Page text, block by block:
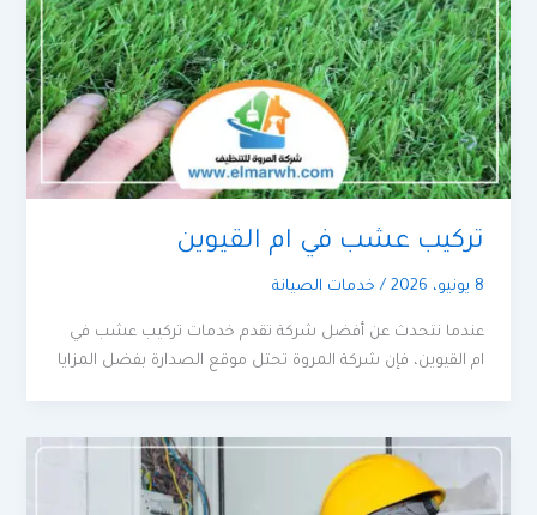
تركيب عشب في ام القيوين
8 يونيو، 2026 / خدمات الصيانة
عندما نتحدث عن أفضل شركة تقدم خدمات تركيب عشب في
ام القيوين، فإن شركة المروة تحتل موقع الصدارة بفضل المزايا